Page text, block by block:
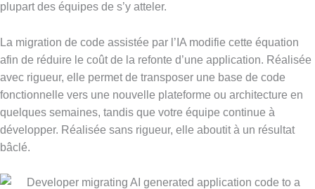
plupart des équipes de s’y atteler.
La migration de code assistée par l’IA modifie cette équation
afin de réduire le coût de la refonte d’une application. Réalisée
avec rigueur, elle permet de transposer une base de code
fonctionnelle vers une nouvelle plateforme ou architecture en
quelques semaines, tandis que votre équipe continue à
développer. Réalisée sans rigueur, elle aboutit à un résultat
bâclé.